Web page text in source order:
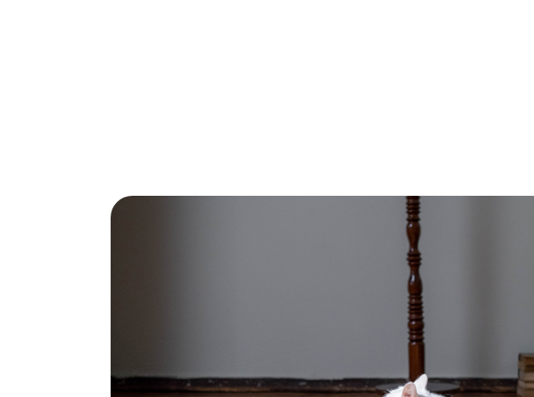
Goede vloerisolatie is een win-win voor zowel je
isoleren, verminder je niet alleen je energieverbruik en de
bij aan een duurzamere toekomst. En het mooie is,